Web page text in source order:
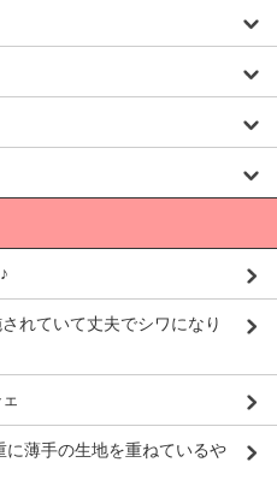
れていて丈夫でシワになり
薄手の生地を重ねているや